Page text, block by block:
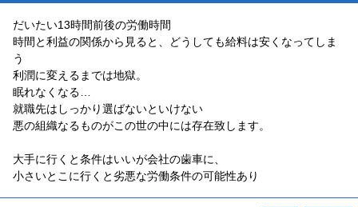
だいたい13時間前後の労働時間
時間と利益の関係から見ると、どうしても給料は安くなってしま
う
利潤に変えるまでは地獄。
眠れなくなる…
就職先はしっかり選ばないといけない
悪の組織なるものがこの世の中には存在致します。
大手に行くと条件はいいが会社の歯車に、
小さいとこに行くと劣悪な労働条件の可能性あり